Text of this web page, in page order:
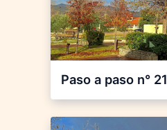
Paso a paso n° 21